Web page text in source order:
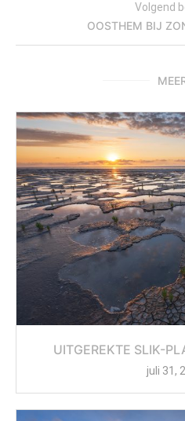
Volgend
OOSTHEM BIJ
UITGEREKTE SLIK-
juli 31,